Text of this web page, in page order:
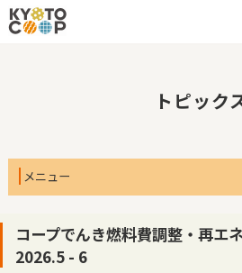
京都生協について
トピック
メニュー
コープでんき燃料費調整・再エ
2026.5 - 6